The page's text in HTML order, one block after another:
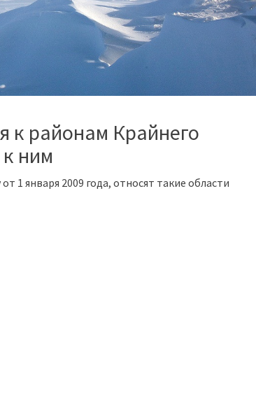
к районам Крайнего
ним
1 января 2009 года, относят такие области